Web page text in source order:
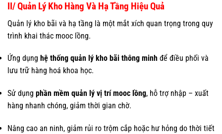
II/ Quản Lý Kho Hàng Và Hạ Tầng Hiệu Quả
Quản lý kho bãi và hạ tầng là một mắt xích quan trọng trong quy
trình khai thác mooc lồng.
Ứng dụng hệ thống quản lý kho bãi thông minh để điều phối và
lưu trữ hàng hoá khoa học.
Sử dụng phần mềm quản lý vị trí mooc lồng, hỗ trợ nhập – xuất
hàng nhanh chóng, giảm thời gian chờ.
Nâng cao an ninh, giảm rủi ro trộm cắp hoặc hư hỏng do thời tiết